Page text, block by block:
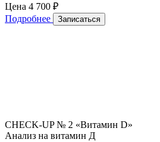
Цена 4 700 ₽
Подробнее
Записаться
CHECK-UP № 2 «Витамин D»
Анализ на витамин Д